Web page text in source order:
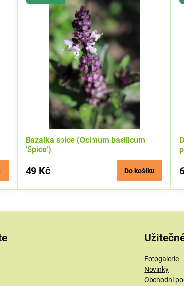
Bazalka spice (Ocimum basilicum
'Spice')
49 Kč Do košíku
Fotogalerie
Novinky
Obchodní